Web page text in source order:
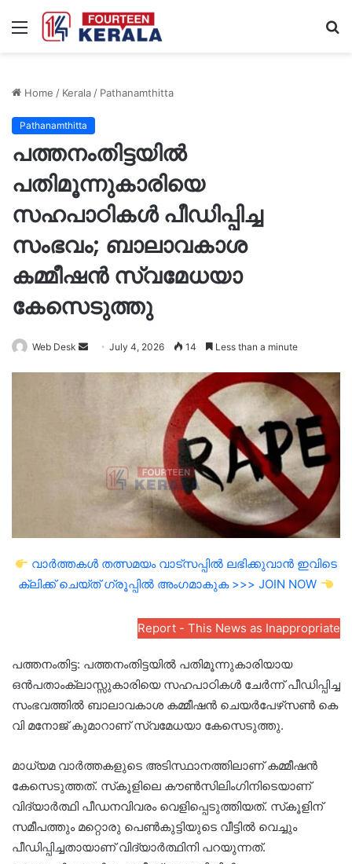
Menu
Home / Kerala/ Pathanamthitta
Pathanamthitta
പത്തനംതിട്ടയില്‍
പതിമൂന്നുകാരിയെ
സഹപാഠികള്‍ പീഡിപ്പിച്ച
സംഭവം; ബാലാവകാശ
കമ്മീഷന്‍ സ്വമേധയാ
കേസെടുത്തു
Web Desk
SendJuly 4, 2026 14 Less than a minute
വാർത്തകൾ തത്സമയം വാട്സപ്പിൽ ലഭിക്കുവാൻ ഇവിടെ
ക്ലിക്ക് ചെയ്ത് ഗ്രൂപ്പിൽ അംഗമാകുക >>> JOIN NOW
Report - This News as Inappropriate
പത്തനംതിട്ട: പത്തനംതിട്ടയില്‍ പതിമൂന്നുകാരിയായ
ഒൻപതാംക്ലാസ്സുകാരിയെ സഹപാഠികള്‍ ചേര്‍ന്ന് പീഡിപ്പിച്ച
സംഭവത്തില്‍ ബാലാവകാശ കമ്മീഷന്‍ ചെയര്‍പേഴ്‌സണ്‍ കെ
വി മനോജ് കുമാറാണ് സ്വമേധയാ കേസെടുത്തു.
മാധ്യമ വാര്‍ത്തകളുടെ അടിസ്ഥാനത്തിലാണ് കമ്മീഷന്‍
കേസെടുത്തത്. സ്‌കൂളിലെ കൗണ്‍സിലിംഗിനിടെയാണ്
വിദ്യാര്‍ത്ഥി പീഡനവിവരം വെളിപ്പെടുത്തിയത്. സ്‌കൂളിന്
സമീപത്തും മറ്റൊരു പെണ്‍കുട്ടിയുടെ വീട്ടില്‍ വെച്ചും
പീഡിപ്പിച്ചതായാണ് വിദ്യാര്‍ത്ഥിനി പറയുന്നത്.